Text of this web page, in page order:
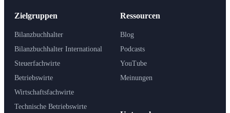
Zielgruppen
Bilanzbuchhalter
Bilanzbuchhalter International
Steuerfachwirte
Betriebswirte
Wirtschaftsfachwirte
Technische Betriebswirte
Ressourcen
Blog
Podcasts
YouTube
Meinungen